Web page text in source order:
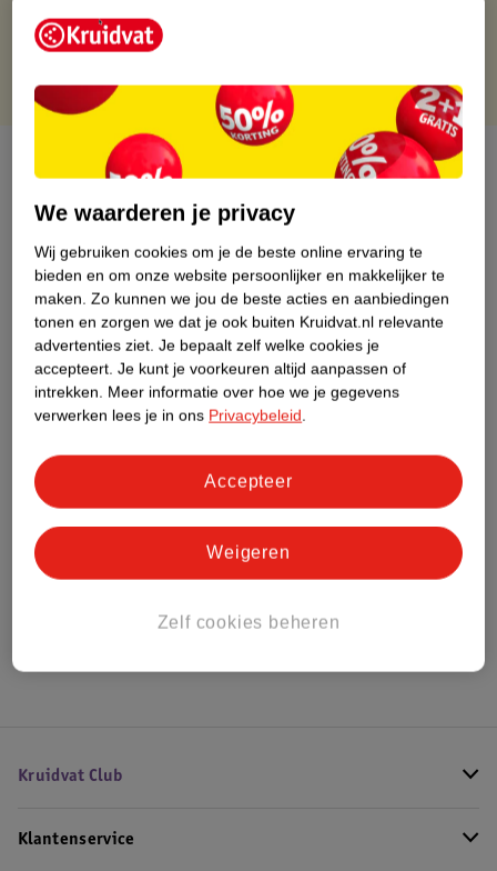
Gratis punten met je Kruidvat kaart
Over dit product
Productinformatie
Nature Impact Score
Dit product heeft (nog) geen Nature
Impact Score.
Meer informatie
Bekijk ook
Alle Wandplanken
Kruidvat Club
Klantenservice
We waarderen je privacy
Wij gebruiken cookies om je de beste online ervaring te
bieden en om onze website persoonlijker en makkelijker te
maken. Zo kunnen we jou de beste acties en aanbiedingen
tonen en zorgen we dat je ook buiten Kruidvat.nl relevante
advertenties ziet. Je bepaalt zelf welke cookies je
accepteert. Je kunt je voorkeuren altijd aanpassen of
intrekken. Meer informatie over hoe we je gegevens
verwerken lees je in ons Privacybeleid.
Zelf cookies beheren
Weigeren
Accepteer